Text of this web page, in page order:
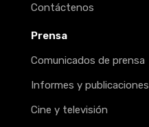
Contáctenos
Prensa
Comunicados de prensa
Informes y publicaciones
Cine y televisión